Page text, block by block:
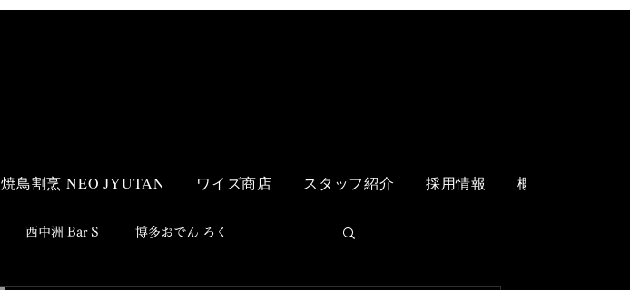
焼鳥割烹 NEO JYUTAN ワイズ商店 スタッフ紹介 採用情報 概要
西中洲 Bar S 博多おでん ろく